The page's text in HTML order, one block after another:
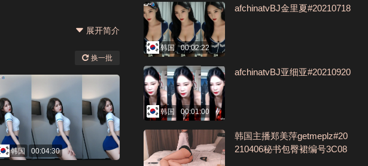
展开简介
换一批
韩国 00:04:30
韩国 00:02:22
afchinatvBJ金里夏#20210718
韩国 00:01:00
afchinatvBJ亚细亚#20210920
韩国主播郑美萍getmeplz#20
210406秘书包臀裙编号3C08